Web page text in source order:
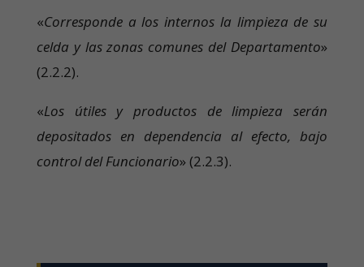
«Corresponde a los internos la limpieza de su
celda y las zonas comunes del Departamento»
(2.2.2).
«Los útiles y productos de limpieza serán
depositados en dependencia al efecto, bajo
control del Funcionario» (2.2.3).